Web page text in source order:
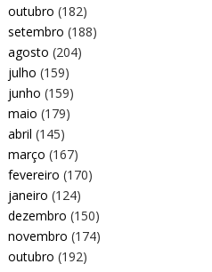
outubro (182)
setembro (188)
agosto (204)
julho (159)
junho (159)
maio (179)
abril (145)
março (167)
fevereiro (170)
janeiro (124)
dezembro (150)
novembro (174)
outubro (192)